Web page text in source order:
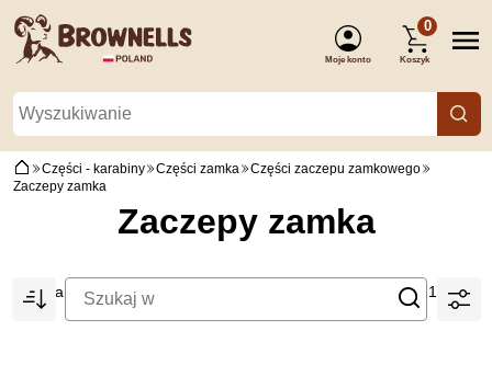
Moje konto
0
Koszyk
Części - karabiny Części zamka
Części zaczepu zamkowego
Zaczepy zamka
Zaczepy zamka
Strona: 1 2